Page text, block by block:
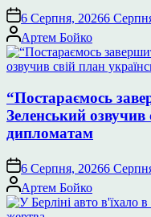
6 Серпня, 20266
Опубліковано
Артем Бойко
“Постараємось
Зеленський
дипломатам
6 Серпня, 20266
Опубліковано
Артем Бойко